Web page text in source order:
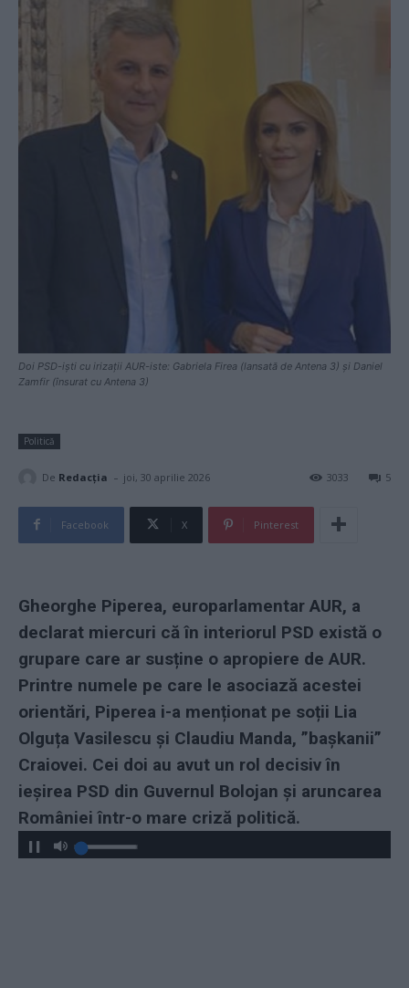
Doi PSD-iști cu irizații AUR-iste: Gabriela Firea (lansată de Antena 3) și Daniel
Zamfir (însurat cu Antena 3)
Politică
De Redacţia - joi, 30 aprilie 2026 5
3033
Facebook X Pinterest
Gheorghe Piperea, europarlamentar AUR, a
declarat miercuri că în interiorul PSD există o
grupare care ar susține o apropiere de AUR.
Printre numele pe care le asociază acestei
orientări, Piperea i-a menționat pe soții Lia
Olguța Vasilescu și Claudiu Manda, ”bașkanii”
Craiovei. Cei doi au avut un rol decisiv în
ieșirea PSD din Guvernul Bolojan și aruncarea
României într-o mare criză politică.